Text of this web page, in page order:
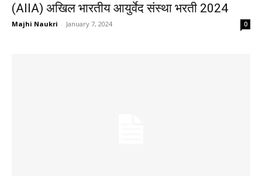
(AIIA) अखिल भारतीय आयुर्वेद संस्था भरती 2024
Majhi Naukri - January 7, 2024 0